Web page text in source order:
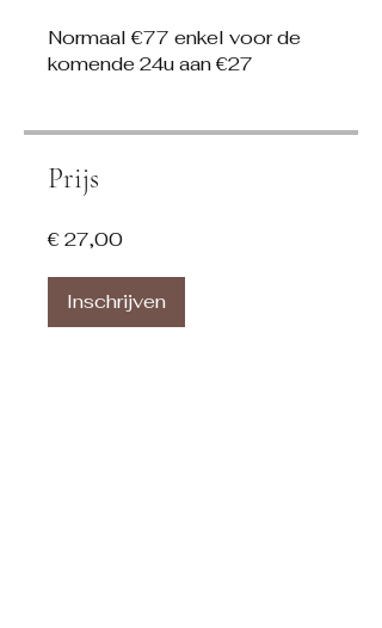
Normaal €77 enkel voor de
komende 24u aan €27
Prijs
€ 27,00
Inschrijven